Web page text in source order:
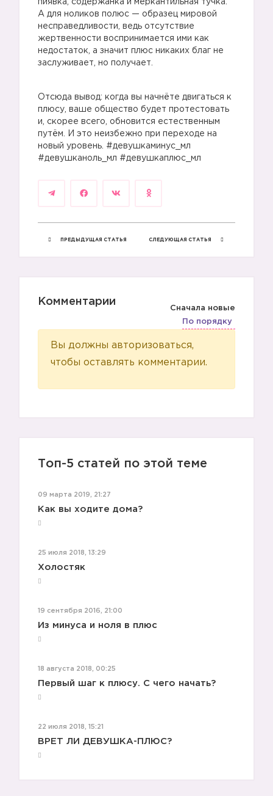
пиявка, содержанка и меркантильная тучка.
А для ноликов полюс — образец мировой
несправедливости, ведь отсутствие
жертвенности воспринимается ими как
недостаток, а значит плюс никаких благ не
заслуживает, но получает.
Отсюда вывод: когда вы начнёте двигаться к
плюсу, ваше общество будет протестовать
и, скорее всего, обновится естественным
путём. И это неизбежно при переходе на
новый уровень. #девушкаминус_мл
#девушканоль_мл #девушкаплюс_мл
ПРЕДЫДУЩАЯ СТАТЬЯ СЛЕДУЮЩАЯ СТАТЬЯ
Комментарии
Сначала новые
По порядку
Вы должны авторизоваться,
чтобы оставлять комментарии.
Топ-5 статей по этой теме
09 марта 2019, 21:27
Как вы ходите дома?
25 июля 2018, 13:29
Холостяк
19 сентября 2016, 21:00
Из минуса и ноля в плюс
18 августа 2018, 00:25
Первый шаг к плюсу. С чего начать?
22 июля 2018, 15:21
ВРЕТ ЛИ ДЕВУШКА-ПЛЮС?